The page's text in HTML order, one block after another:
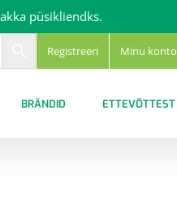
Registreeri Minu konto
BRÄNDID ETTEVÕTTEST
püsikliendks.